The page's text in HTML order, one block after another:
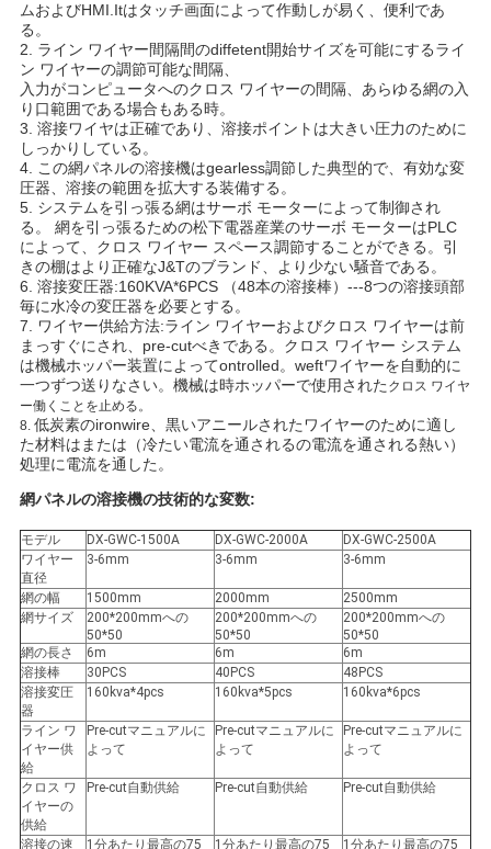
引
用
を
要
求
し
な
さ
い
地
図
PRIVACY
POLICY
ムおよびHMI.Itはタッチ画面によって作動しが易く、便利であ
る。
2. ライン ワイヤー間隔間のdiffetent開始サイズを可能にするライ
ン ワイヤーの調節可能な間隔、
入力がコンピュータへのクロス ワイヤーの間隔、あらゆる網の入
り口範囲である場合もある時。
3. 溶接ワイヤは正確であり、溶接ポイントは大きい圧力のために
しっかりしている。
4. この網パネルの溶接機はgearless調節した典型的で、有効な変
圧器、溶接の範囲を拡大する装備する。
5. システムを引っ張る網はサーボ モーターによって制御され
る。 網を引っ張るための松下電器産業のサーボ モーターはPLC
によって、クロス ワイヤー スペース調節することができる。引
きの棚はより正確なJ&Tのブランド、より少ない騒音である。
6. 溶接変圧器:160KVA*6PCS （48本の溶接棒）---8つの溶接頭部
毎に水冷の変圧器を必要とする。
7. ワイヤー供給方法:ライン ワイヤーおよびクロス ワイヤーは前
まっすぐにされ、pre-cutべきである。クロス ワイヤー システム
は機械ホッパー装置によってontrolled。weftワイヤーを自動的に
一つずつ送りなさい。機械は時ホッパーで使用された クロス ワイヤ
ー働くことを止める。
8. 低炭素のironwire、黒いアニールされたワイヤーのために適し
た材料はまたは（冷たい電流を通されるの電流を通される熱い）
処理に電流を通した。
網パネルの溶接機の技術的な変数:
モデル DX-GWC-1500A DX-GWC-2000A
DX-GWC-2500A
ワイヤー
直径
3-6mm 3-6mm 3-6mm
網の幅 1500mm 2000mm
2500mm
網サイズ
200*200mmへの
50*50
200*200mmへの
50*50
200*200mmへの
50*50
網の長さ
6m 6m
6m
溶接棒
30PCS 40PCS
48PCS
溶接変圧
器
160kva*4pcs 160kva*5pcs 160kva*6pcs
ライン ワ
イヤー供
給
Pre-cutマニュアルに
よって
Pre-cutマニュアルに
よって
Pre-cutマニュアルに
よって
クロス ワ
イヤーの
供給
Pre-cut自動供給 Pre-cut自動供給 Pre-cut自動供給
溶接の速 1分あたり最高の75 1分あたり最高の75 1分あたり最高の75